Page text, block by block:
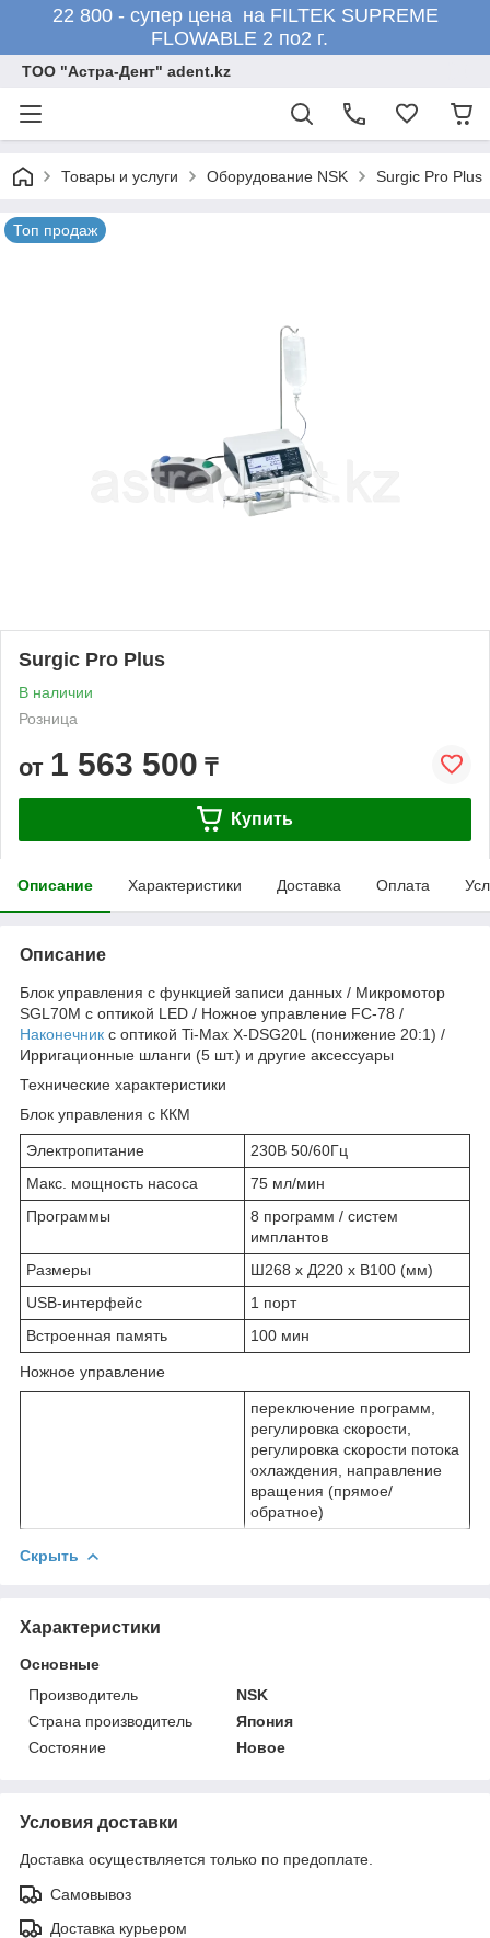
22 800 - супер цена на FILTEK SUPREME
FLOWABLE 2 по2 г.
ТОО "Астра-Дент" adent.kz
Товары и услуги Оборудование NSK Surgic Pro Plus
Топ продаж
Surgic Pro Plus
В наличии
Розница
от 1 563 500 ₸
Купить
Описание Характеристики Доставка Оплата
Описание
Блок управления с функцией записи данных / Микромотор
SGL70M с оптикой LED / Ножное управление FC-78 /
Наконечник с оптикой Ti-Max X-DSG20L (понижение 20:1) /
Ирригационные шланги (5 шт.) и другие аксессуары
Технические характеристики
Блок управления с ККМ
Электропитание
230В 50/60Гц
Макс. мощность насоса
75 мл/мин
Программы
8 программ / систем
имплантов
Размеры
Ш268 x Д220 x В100 (мм)
USB-интерфейс
1 порт
Встроенная память
100 мин
Ножное управление
переключение программ,
регулировка скорости,
регулировка скорости потока
охлаждения, направление
вращения (прямое/
обратное)
Скрыть
Характеристики
Основные
Производитель
NSK
Страна производитель
Япония
Состояние
Новое
Условия доставки
Доставка осуществляется только по предоплате.
Самовывоз
Доставка курьером